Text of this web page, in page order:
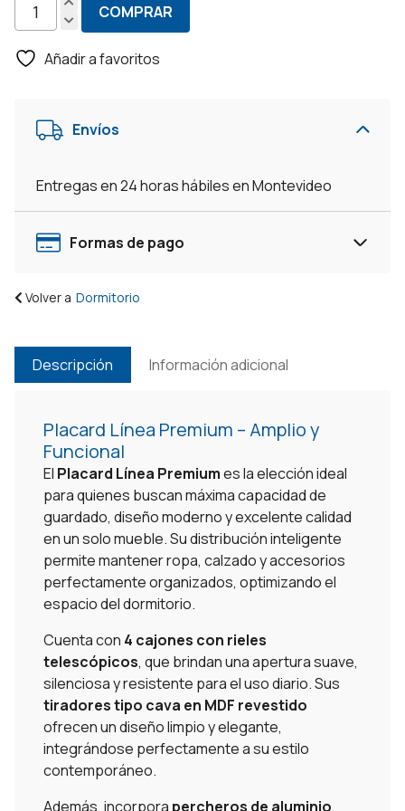
$13.490.
$12.140.
Ropero
Linea
Rieles
COMPRAR
Añadir a favoritos
Envíos
Entregas en 24 horas hábiles en Montevideo
Formas de pago
Volver a Dormitorio
Descripción Información adicional
Placard Línea Premium – Amplio y
Funcional
El Placard Línea Premiumes la elección ideal
para quienes buscan máxima capacidad de
guardado, diseño moderno y excelente calidad
en un solo mueble. Su distribución inteligente
permite mantener ropa, calzado y accesorios
perfectamente organizados, optimizando el
espacio del dormitorio.
Cuenta con 4 cajones con rieles
telescópicos, que brindan una apertura suave,
silenciosa y resistente para el uso diario. Sus
tiradores tipo cava en MDF revestido
ofrecen un diseño limpio y elegante,
integrándose perfectamente a su estilo
contemporáneo.
Además, incorpora percheros de aluminio,